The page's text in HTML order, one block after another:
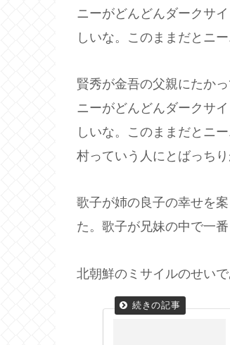
ニーがどんどんダークサ
しいな。このままだとニ
賢秀が金吾の父親にたか
ニーがどんどんダークサ
しいな。このままだとニ
村っていう人にとばっち
歌子が姉の良子の幸せを
た。歌子が兄妹の中で一
北朝鮮のミサイルのせい